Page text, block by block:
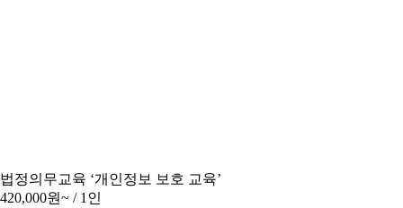
법정의무교육 ‘개인정보 보호 교육’
420,000원~ / 1인